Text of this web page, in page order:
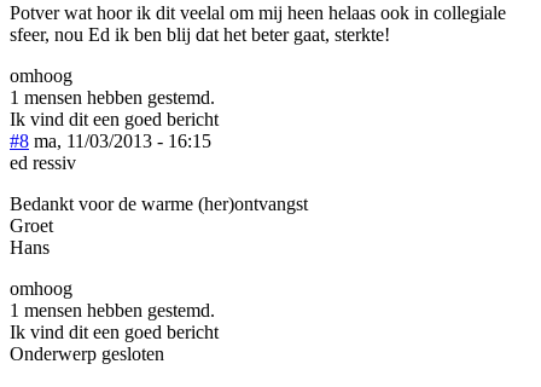
Potver wat hoor ik dit veelal om mij heen helaas ook in collegiale
sfeer, nou Ed ik ben blij dat het beter gaat, sterkte!
omhoog
1 mensen hebben gestemd.
Ik vind dit een goed bericht
#8 ma, 11/03/2013 - 16:15
ed ressiv
Bedankt voor de warme (her)ontvangst
Groet
Hans
omhoog
1 mensen hebben gestemd.
Ik vind dit een goed bericht
Onderwerp gesloten